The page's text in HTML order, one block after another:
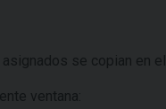
se copian en el .
ventana: